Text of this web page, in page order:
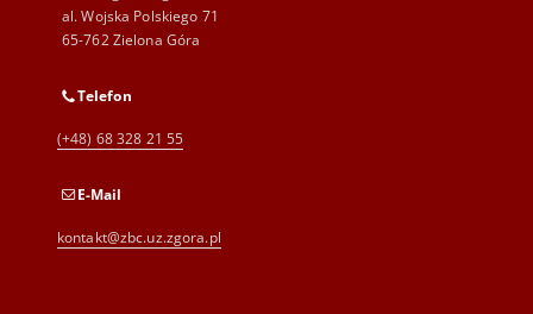
al. Wojska Polskiego 71
65-762 Zielona Góra
Telefon
(+48) 68 328 21 55
E-Mail
kontakt@zbc.uz.zgora.pl